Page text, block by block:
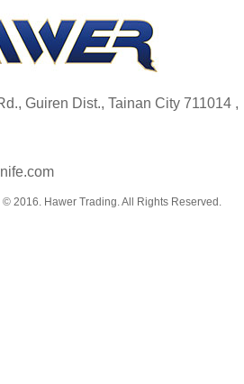
Guiren Dist., Tainan City 711014 ,
© 2016. Hawer Trading. All Rights Reserved.